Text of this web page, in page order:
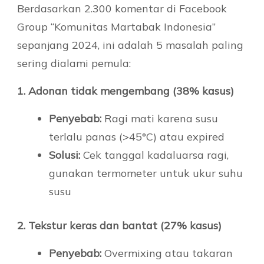
Berdasarkan 2.300 komentar di Facebook
Group “Komunitas Martabak Indonesia”
sepanjang 2024, ini adalah 5 masalah paling
sering dialami pemula:
1. Adonan tidak mengembang (38% kasus)
Penyebab: Ragi mati karena susu
terlalu panas (>45°C) atau expired
Solusi: Cek tanggal kadaluarsa ragi,
gunakan termometer untuk ukur suhu
susu
2. Tekstur keras dan bantat (27% kasus)
Penyebab: Overmixing atau takaran